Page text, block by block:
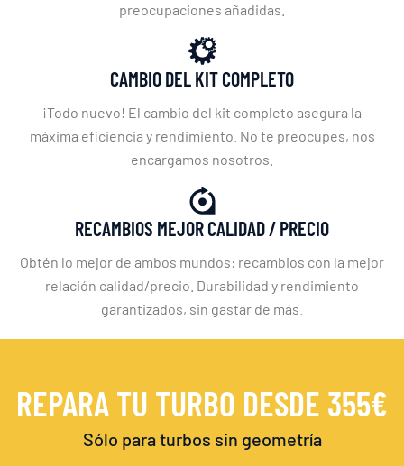
preocupaciones añadidas.
CAMBIO DEL KIT COMPLETO
¡Todo nuevo! El cambio del kit completo asegura la
máxima eficiencia y rendimiento. No te preocupes, nos
encargamos nosotros.
RECAMBIOS MEJOR CALIDAD / PRECIO
Obtén lo mejor de ambos mundos: recambios con la mejor
relación calidad/precio. Durabilidad y rendimiento
garantizados, sin gastar de más.
REPARA TU TURBO DESDE 355€
Sólo para turbos sin geometría